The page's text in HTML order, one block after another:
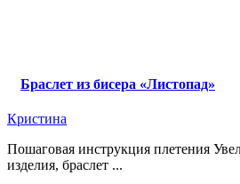
Браслет из бисера «Листопад»
Кристина
Пошаговая инструкция плетения
изделия, браслет ...